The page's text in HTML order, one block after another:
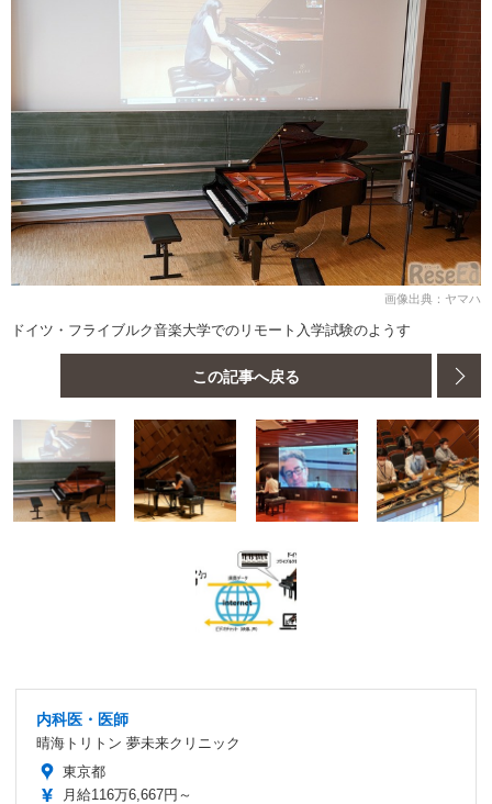
画像出典：ヤマハ
ドイツ・フライブルク音楽大学でのリモート入学試験のようす
この記事へ戻る
内科医・医師
晴海トリトン 夢未来クリニック
東京都
月給116万6,667円～